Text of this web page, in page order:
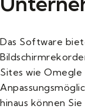
Das Software
Sites wie
hinaus können